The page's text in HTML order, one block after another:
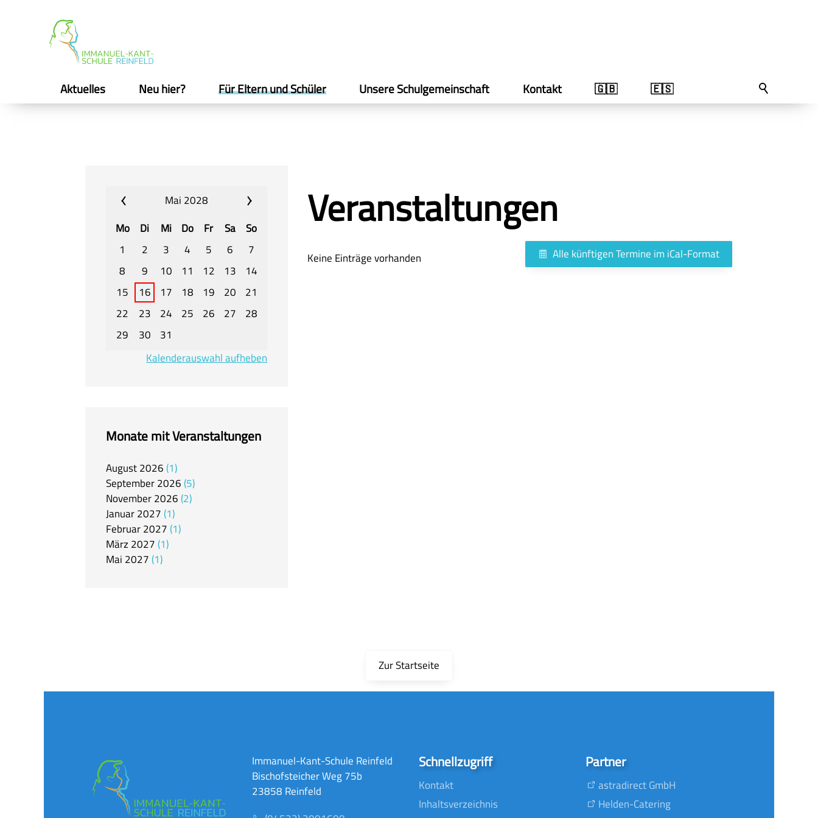
Aktuelles Neu hier? Für Eltern und Schüler Unsere Schulgemeinschaft Kontakt 🇬🇧 🇪🇸
Mai 2028
Mo
Di Mi Do Fr Sa
So
1
2 3 4 5 6
7
8
9 10 11 12 13
14
15
16 17 18 19 20
21
22
23 24 25 26 27
28
29
30
31
Kalenderauswahl aufheben
Monate mit Veranstaltungen
August2026 1
September2026 5
November2026 2
Januar2027 1
Februar2027 1
März 2027 1
Mai 2027 1
Veranstaltungen
Alle künftigen Termine im iCal-Format
Keine Einträge vorhanden
Zur Startseite
Immanuel-Kant-Schule Reinfeld
Bischofsteicher Weg 75b
23858 Reinfeld
Schnellzugriff
Kontakt
Inhaltsverzeichnis
Partner
astradirect GmbH
Helden-Catering